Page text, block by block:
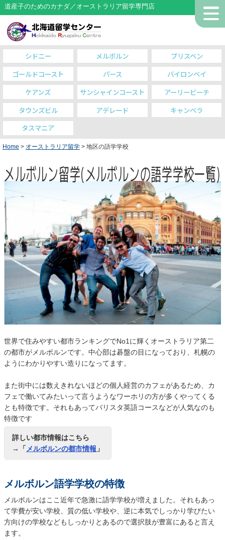
道産子のためのカナダ／オーストラリア留学専門店
シドニー メルボルン
ブリスベン
ゴールドコースト
パース
バイロンベイ
ケアンズ
サンシャインコースト
アーリービーチ
タウンズビル
アデレード
キャンベラ
タスマニア
Home > オーストラリア留学 > 地区の語学学校
メルボルン留学(メルボルンの語学学校一覧)
世界で住みやすい都市ランキングでNo1に輝くオーストラリア第二
の都市がメルボルンです。中心部は碁盤の目になっており、札幌の
ようにわかりやすい造りになってます。
また街中には数えきれないほどの個人経営のカフェがあるため、カ
フェで働いてみたいって言うようなワーホリの方が多くやってくる
とも特徴です。それもあってバリスタ英語コースなどが人気なのも
特徴です
詳しい都市情報はこちら
→「メルボルンの都市情報 」
メルボルン語学学校の特徴
メルボルンはここ近年で急激に語学学校が増えました。それもあっ
て学費が安い学校、質の低い学校や、逆に本気でしっかり学びたい
方向けの学校などもしっかりとあるので選択肢が豊富にあると言え
ます。